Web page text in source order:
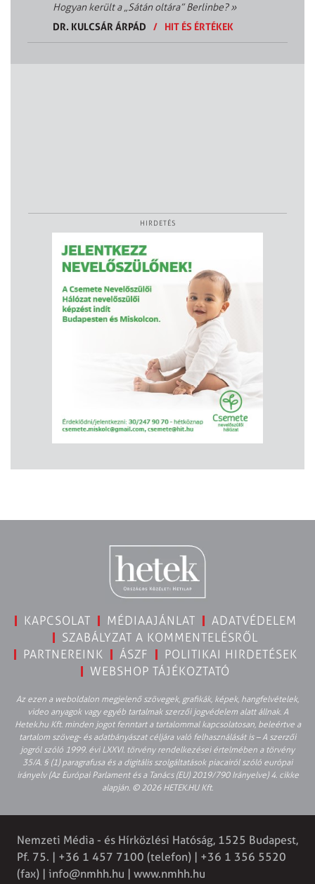
Hogyan került a „Sátán oltára” Berlinbe?»
DR. KULCSÁR ÁRPÁD
/ HIT ÉS ÉRTÉKEK
HIRDETÉS
KAPCSOLAT MÉDIAAJÁNLAT
ADATVÉDELEM
SZABÁLYZAT A KOMMENTELÉSRŐL
PARTNEREINK
ÁSZF
POLITIKAI HIRDETÉSEK
WEBSHOP TÁJÉKOZTATÓ
Az ezen a weboldalon megjelenő szövegek, grafikák, képek, hangfelvételek,
video anyagok vagy egyéb tartalmak szerzői jogvédelem alatt állnak. A
Hetek.hu Kft. minden jogot fenntart a tartalommal kapcsolatosan, beleértve a
tartalom szöveg- és adatbányászat céljára való felhasználását is – A szerzői
jogról szóló 1999. évi LXXVI. törvény rendelkezései értelmében a törvény
35/A. § (1) paragrafusa és a digitális szolgáltatások piacairól szóló európai
irányelv (Az Európai Parlament és a Tanács (EU) 2019/790 Irányelve) 4. cikke
alapján. © 2026 HETEK.HU Kft.
Nemzeti Média - és Hírközlési Hatóság, 1525 Budapest,
Pf. 75. | +36 1 457 7100 (telefon) | +36 1 356 5520
(fax) | info@nmhh.hu | www.nmhh.hu